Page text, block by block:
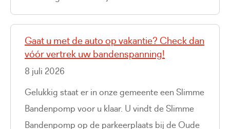
Gaat u met de auto op vakantie? Check dan
vóór vertrek uw bandenspanning!
8 juli 2026
Gelukkig staat er in onze gemeente een Slimme
Bandenpomp voor u klaar. U vindt de Slimme
Bandenpomp op de parkeerplaats bij de Oude